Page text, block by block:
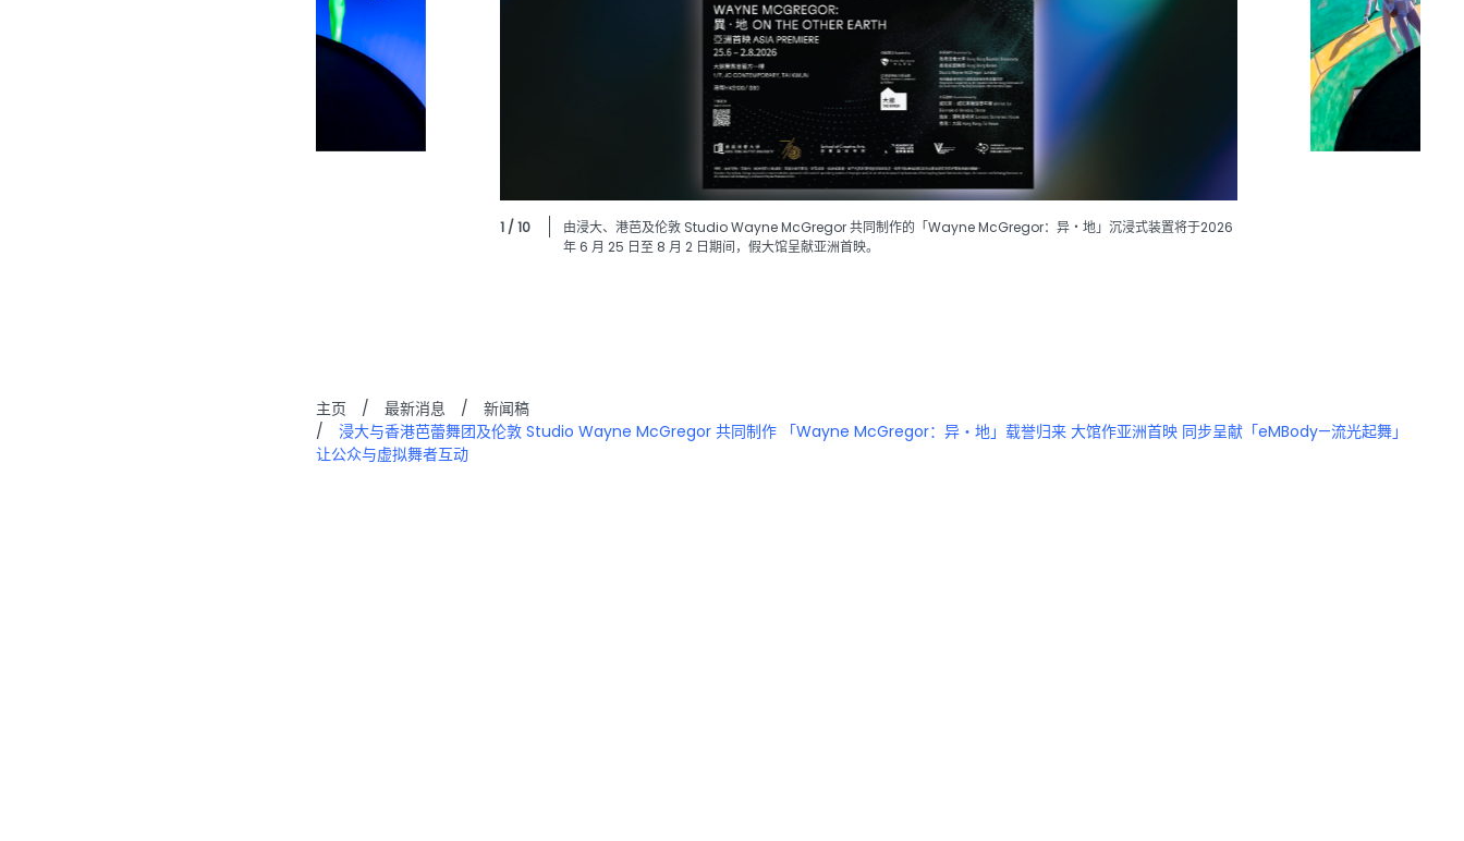
1 / 10
由浸大、港芭及伦敦 Studio Wayne McGregor 共同制作的「Wayne McGregor：异・地」沉浸式装置将于2026
年 6 月 25 日至 8 月 2 日期间，假大馆呈献亚洲首映。
主页 / 最新消息 /
新闻稿
/
浸大与香港芭蕾舞团及伦敦 Studio Wayne McGregor 共同制作 「Wayne McGregor：异・地」载誉归来 大馆作亚洲首映 同步呈献「eMBody—流光起舞」
让公众与虚拟舞者互动